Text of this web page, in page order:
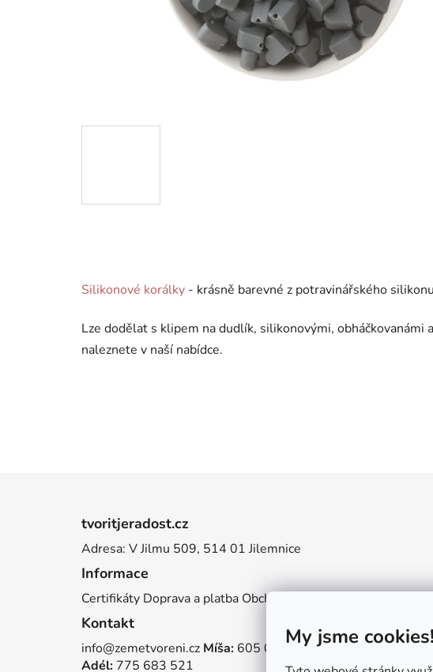
My jsme cookies!
Silikonové korálky - krásně barevné z potravinářského
Lze dodělat s klipem na dudlík, silikonovými, obháčkovanámi
naleznete v naší nabídce.
tvoritjeradost.cz
Adresa: V Jilmu 509, 514 01 Jilemnice
Informace
Certifikáty Doprava a platba Obchodní podmínky
Kontakt
info@zemetvoreni.cz Míša: 605 077 705
Adél: 775 683 521